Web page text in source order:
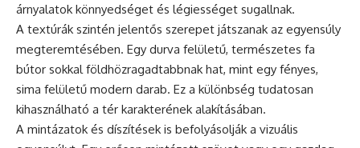
árnyalatok könnyedséget és légiességet sugallnak.
A textúrák szintén jelentős szerepet játszanak az egyensúly
megteremtésében. Egy durva felületű, természetes fa
bútor sokkal földhözragadtabbnak hat, mint egy fényes,
sima felületű modern darab. Ez a különbség tudatosan
kihasználható a tér karakterének alakításában.
A mintázatok és díszítések is befolyásolják a vizuális